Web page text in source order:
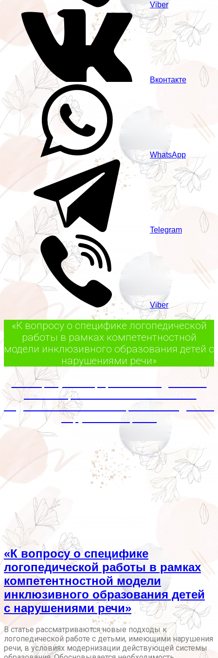
Viber
Вконтакте
WhatsApp
Telegram
Viber
«К вопросу о специфике логопедической
работы в рамках компетентностной
модели инклюзивного образования детей с
нарушениями речи»
«К вопросу о специфике логопедической
работы в рамках компетентностной
модели инклюзивного образования детей с
нарушениями речи»
«К вопросу о специфике
логопедической работы в рамках
компетентностной модели
инклюзивного образования детей
с нарушениями речи»
В статье рассматриваются новые подходы к
логопедической работе с детьми, имеющими нарушения
речи, в условиях модернизации действующей системы